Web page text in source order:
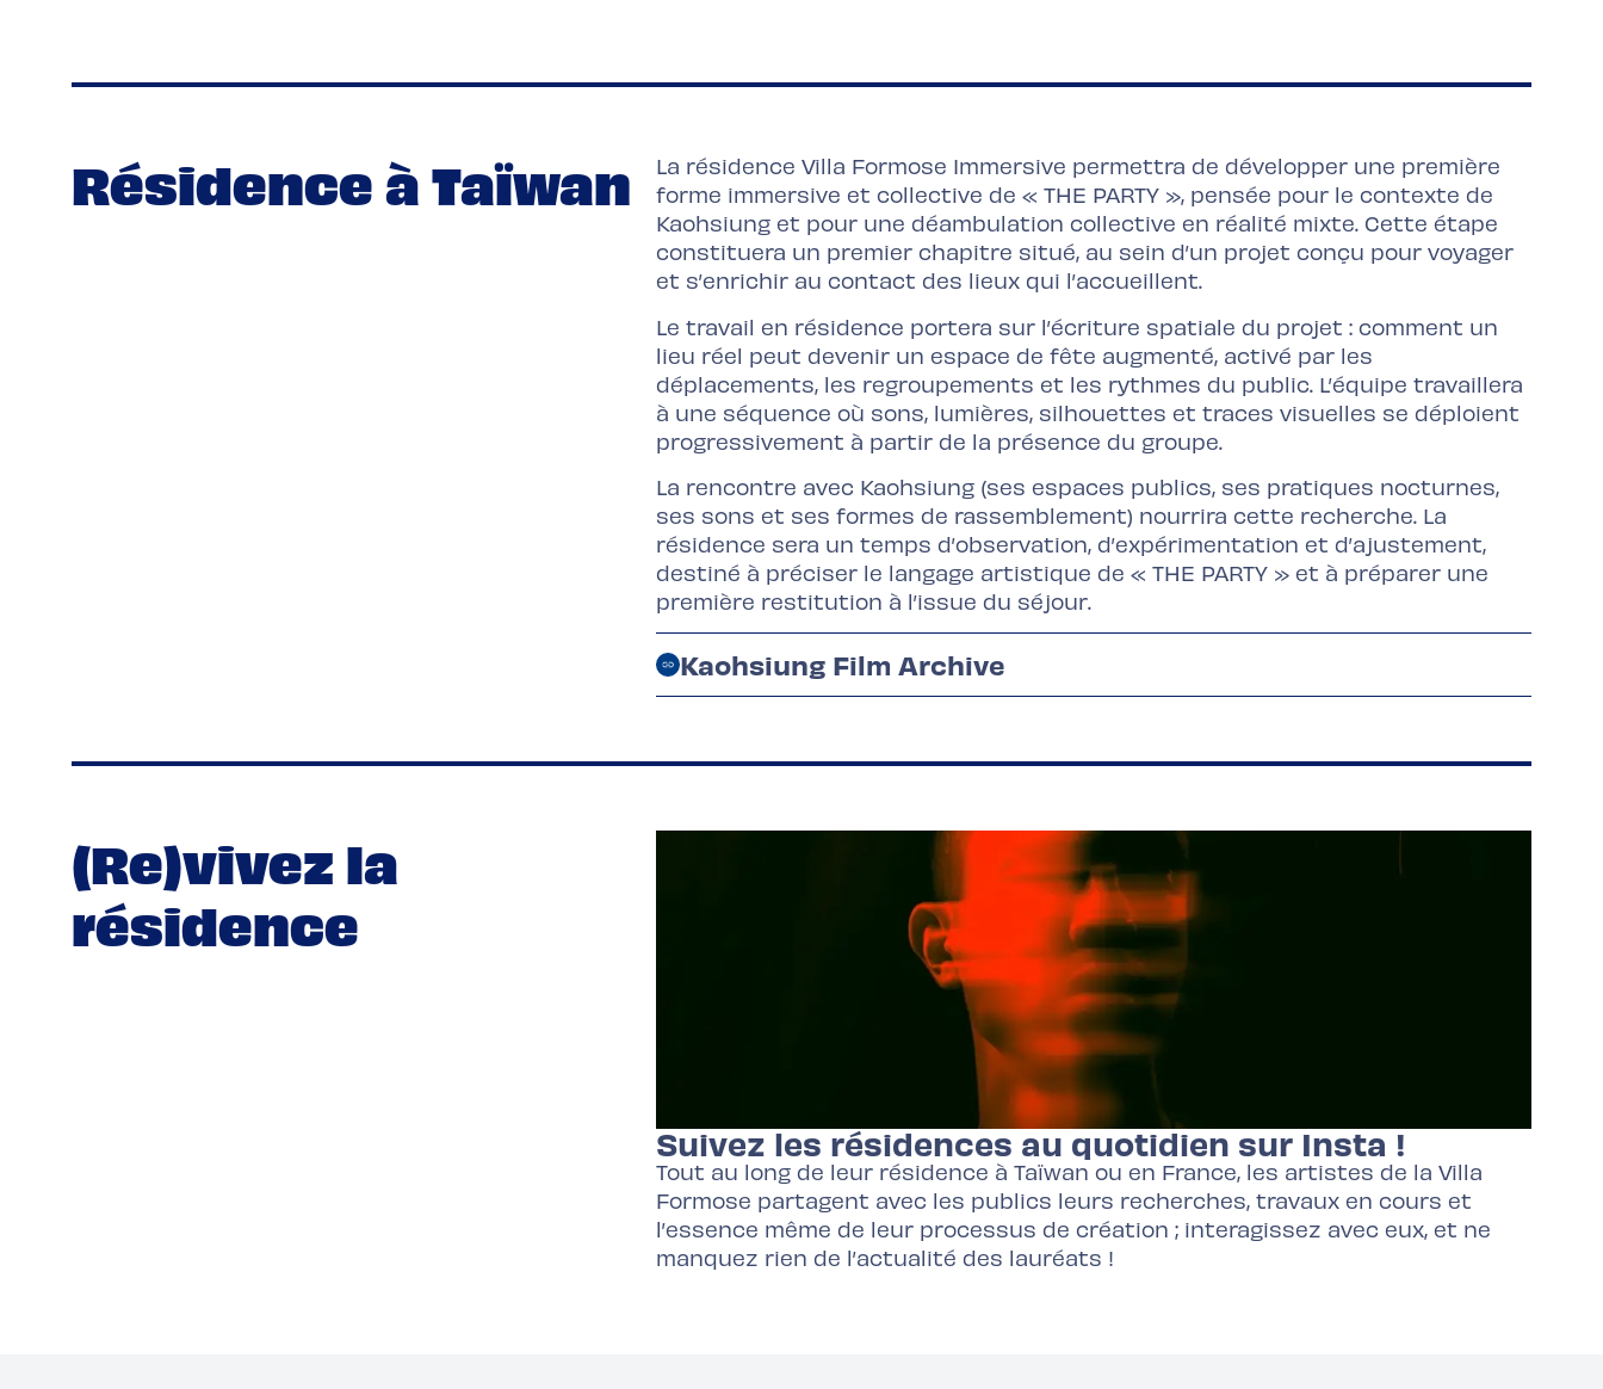
Résidence à Taïwan
La résidence Villa Formose Immersive permettra de développer une première
forme immersive et collective de « THE PARTY », pensée pour le contexte de
Kaohsiung et pour une déambulation collective en réalité mixte. Cette étape
constituera un premier chapitre situé, au sein d’un projet conçu pour voyager
et s’enrichir au contact des lieux qui l’accueillent.
Le travail en résidence portera sur l’écriture spatiale du projet : comment un
lieu réel peut devenir un espace de fête augmenté, activé par les
déplacements, les regroupements et les rythmes du public. L’équipe travaillera
à une séquence où sons, lumières, silhouettes et traces visuelles se déploient
progressivement à partir de la présence du groupe.
La rencontre avec Kaohsiung (ses espaces publics, ses pratiques nocturnes,
ses sons et ses formes de rassemblement) nourrira cette recherche. La
résidence sera un temps d’observation, d’expérimentation et d’ajustement,
destiné à préciser le langage artistique de « THE PARTY » et à préparer une
première restitution à l’issue du séjour.
Kaohsiung Film Archive
(Re)vivez la
résidence
Suivez les résidences au quotidien sur Insta !
Tout au long de leur résidence à Taïwan ou en France, les artistes de la Villa
Formose partagent avec les publics leurs recherches, travaux en cours et
l’essence même de leur processus de création ; interagissez avec eux, et ne
manquez rien de l’actualité des lauréats !